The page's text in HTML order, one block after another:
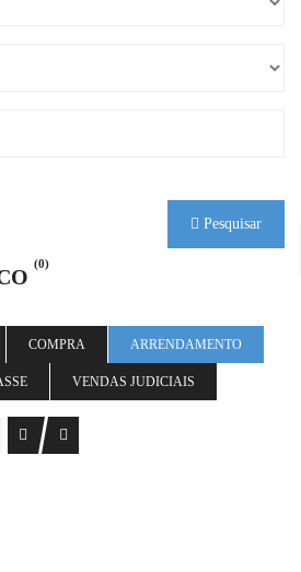
Pesquisar
(0)
COMPRA ARRENDAMENTO
VENDAS JUDICIAIS